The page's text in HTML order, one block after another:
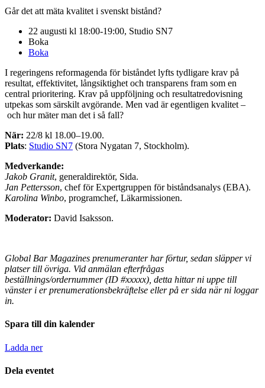
Går det att mäta kvalitet i svenskt bistånd?
22 augusti kl 18:00-19:00, Studio SN7
Boka
Boka
I regeringens reformagenda för biståndet lyfts tydligare krav på
resultat, effektivitet, långsiktighet och transparens fram som en
central prioritering. Krav på uppföljning och resultatredovisning
utpekas som särskilt avgörande. Men vad är egentligen kvalitet –
och hur mäter man det i så fall?
När: 22/8 kl 18.00–19.00.
Plats: Studio SN7 (Stora Nygatan 7, Stockholm).
Medverkande:
Jakob Granit, generaldirektör, Sida.
Jan Pettersson, chef för Expertgruppen för biståndsanalys (EBA).
Karolina Winbo, programchef, Läkarmissionen.
Moderator: David Isaksson.
Global Bar Magazines prenumeranter har förtur, sedan släpper vi
platser till övriga. Vid anmälan efterfrågas
beställnings/ordernummer (ID #xxxxx), detta hittar ni uppe till
vänster i er prenumerationsbekräftelse eller på er sida när ni loggar
in.
Spara till din kalender
Ladda ner
Dela eventet